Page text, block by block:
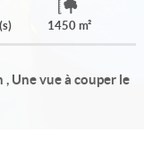
1450 m²
Une vue à couper le